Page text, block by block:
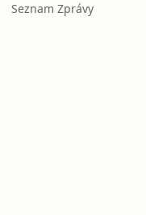
Seznam Zprávy